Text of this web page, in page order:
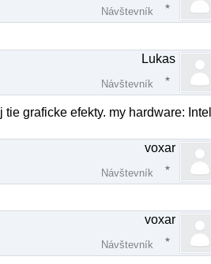
Návštevník
Lukas
Návštevník
graficke efekty. my hardware: Intel
voxar
Návštevník
voxar
Návštevník